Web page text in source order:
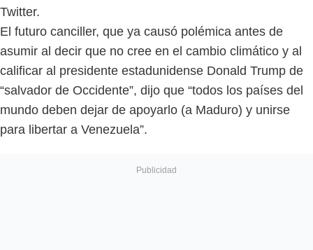
Twitter.
El futuro canciller, que ya causó polémica antes de
asumir al decir que no cree en el cambio climático y al
calificar al presidente estadunidense Donald Trump de
“salvador de Occidente”, dijo que “todos los países del
mundo deben dejar de apoyarlo (a Maduro) y unirse
para libertar a Venezuela”.